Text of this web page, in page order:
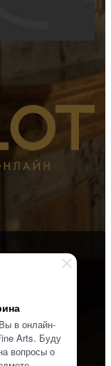
в онлайн-
Arts. Буду
вопросы о